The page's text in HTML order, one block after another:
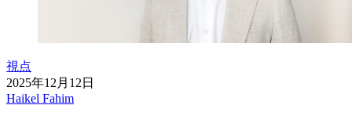
視点
2025年12月12日
Haikel Fahim